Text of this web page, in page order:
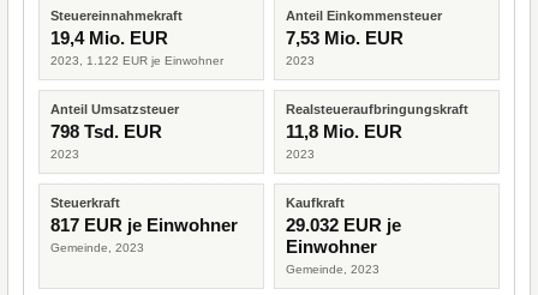
Steuereinnahmekraft
19,4 Mio. EUR
2023, 1.122 EUR je Einwohner
Anteil Einkommensteuer
7,53 Mio. EUR
2023
Anteil Umsatzsteuer
798 Tsd. EUR
2023
Realsteueraufbringungskraft
11,8 Mio. EUR
2023
Steuerkraft
817 EUR je Einwohner
Gemeinde, 2023
Kaufkraft
29.032 EUR je
Einwohner
Gemeinde, 2023